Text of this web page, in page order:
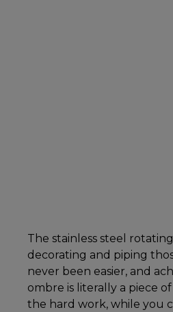
The stainless steel
decorating and piping
never been easier, and
ombre is literally a piece
the hard work, while you